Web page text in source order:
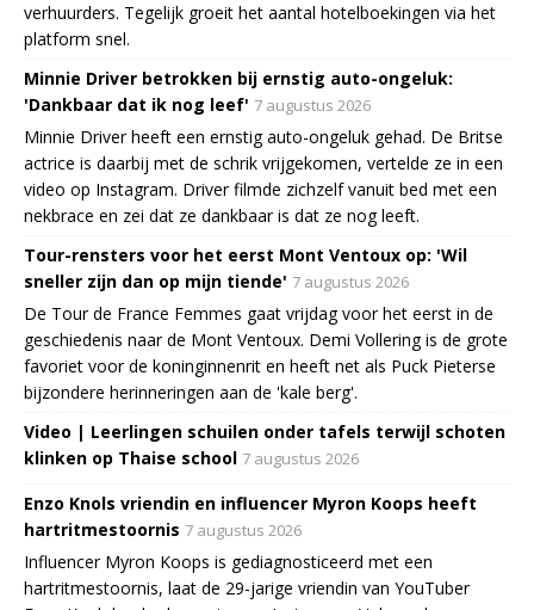
verhuurders. Tegelijk groeit het aantal hotelboekingen via het
platform snel.
Minnie Driver betrokken bij ernstig auto-ongeluk:
'Dankbaar dat ik nog leef' 7 augustus 2026
Minnie Driver heeft een ernstig auto-ongeluk gehad. De Britse
actrice is daarbij met de schrik vrijgekomen, vertelde ze in een
video op Instagram. Driver filmde zichzelf vanuit bed met een
nekbrace en zei dat ze dankbaar is dat ze nog leeft.
Tour-rensters voor het eerst Mont Ventoux op: 'Wil
sneller zijn dan op mijn tiende' 7 augustus 2026
De Tour de France Femmes gaat vrijdag voor het eerst in de
geschiedenis naar de Mont Ventoux. Demi Vollering is de grote
favoriet voor de koninginnenrit en heeft net als Puck Pieterse
bijzondere herinneringen aan de 'kale berg'.
Video | Leerlingen schuilen onder tafels terwijl schoten
klinken op Thaise school 7 augustus 2026
Enzo Knols vriendin en influencer Myron Koops heeft
hartritmestoornis 7 augustus 2026
Influencer Myron Koops is gediagnosticeerd met een
hartritmestoornis, laat de 29-jarige vriendin van YouTuber